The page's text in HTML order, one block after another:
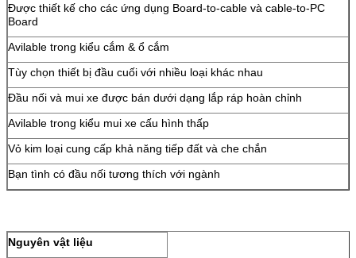
Được thiết kế cho các ứng dụng Board-to-cable và cable-to-PC
Board
Avilable trong kiểu cắm & ổ cắm
Tùy chọn thiết bị đầu cuối với nhiều loại khác nhau
Đầu nối và mui xe được bán dưới dạng lắp ráp hoàn chỉnh
Avilable trong kiểu mui xe cấu hình thấp
Vỏ kim loại cung cấp khả năng tiếp đất và che chắn
Bạn tình có đầu nối tương thích với ngành
Nguyên vật liệu